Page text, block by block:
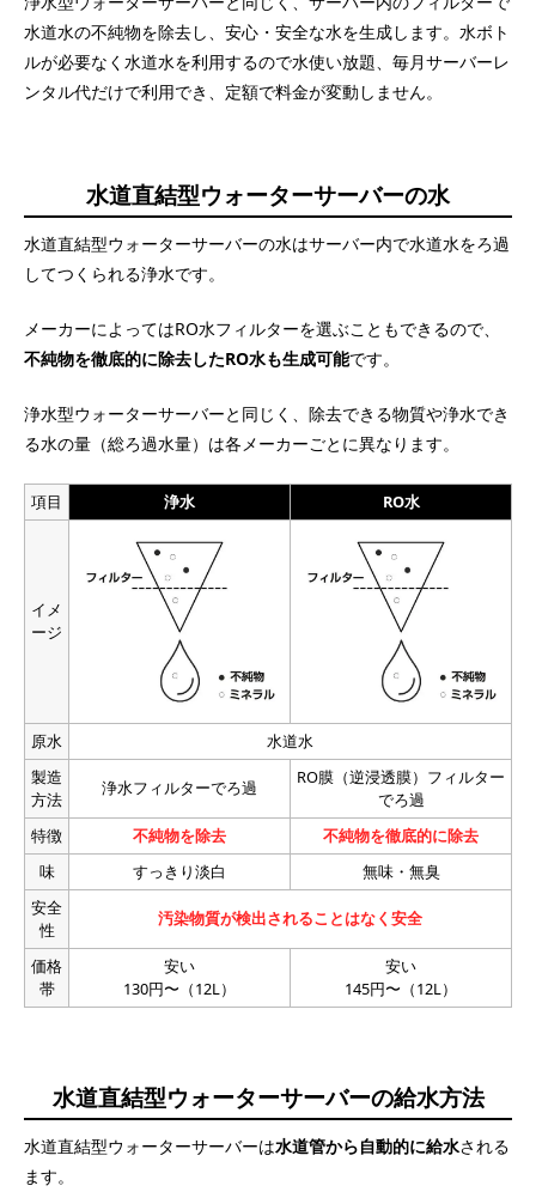
水道水の不純物を除去し、安心・安全な水を生成します。水ボト
ルが必要なく水道水を利用するので水使い放題、毎月サーバーレ
ンタル代だけで利用でき、定額で料金が変動しません。
水道直結型ウォーターサーバーの水
水道直結型ウォーターサーバーの水はサーバー内で水道水をろ過
してつくられる浄水です。
メーカーによってはRO水フィルターを選ぶこともできるので、
不純物を徹底的に除去したRO水も生成可能です。
浄水型ウォーターサーバーと同じく、除去できる物質や浄水でき
る水の量（総ろ過水量）は各メーカーごとに異なります。
項目 浄水 RO水
イメ
ージ
原水
水道水
製造
方法
浄水フィルターでろ過
RO膜（逆浸透膜）フィルター
でろ過
特徴
不純物を除去
不純物を徹底的に除去
味
すっきり淡白
無味・無臭
安全
性
汚染物質が検出されることはなく安全
価格
帯
安い
130円〜（12L）
安い
145円〜（12L）
水道直結型ウォーターサーバーの給水方法
水道直結型ウォーターサーバーは水道管から自動的に給水される
ます。